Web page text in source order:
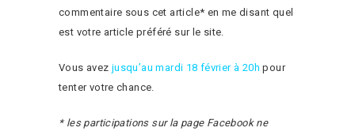
commentaire sous cet article* en me disant quel
est votre article préféré sur le site.
Vous avez jusqu’au mardi 18 février à 20h pour
tenter votre chance.
* les participations sur la page Facebook ne